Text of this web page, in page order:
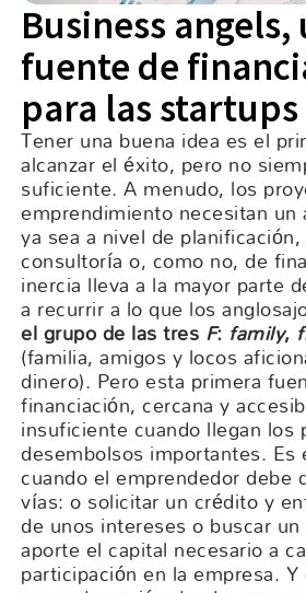
Business angels,
fuente de
para las startups
Tener una buena idea es el
alcanzar el éxito, pero no
suficiente. A menudo, los
emprendimiento necesitan un
ya sea a nivel de
consultoría o, como no, de
inercia lleva a la mayor parte
a recurrir a lo que los
el grupo de las tres F: family,
(familia, amigos y locos
dinero). Pero esta primera
financiación, cercana y
insuficiente cuando llegan los
desembolsos importantes.
cuando el emprendedor debe
vías: o solicitar un crédito y
de unos intereses o buscar
aporte el capital necesario a
participación en la empresa.